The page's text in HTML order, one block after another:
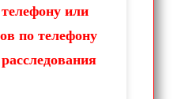
или
по телефону